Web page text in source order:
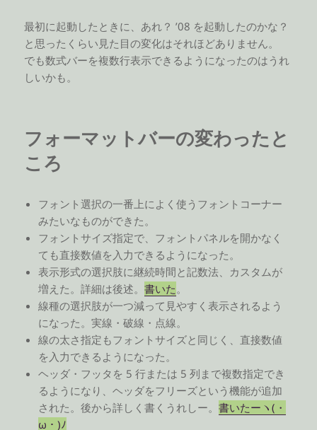
最初に起動したときに、あれ？ ’08 を起動したのかな？
と思ったくらい見た目の変化はそれほどありません。
でも数式バーを複数行表示できるようになったのはうれ
しいかも。
フォーマットバーの変わったと
ころ
フォント選択の一番上によく使うフォントコーナー
みたいなものができた。
フォントサイズ指定で、フォントパネルを開かなく
ても直接数値を入力できるようになった。
表示形式の選択肢に継続時間と記数法、カスタムが
増えた。詳細は後述。書いた。
線種の選択肢が一つ減って見やすく表示されるよう
になった。実線・破線・点線。
線の太さ指定もフォントサイズと同じく、直接数値
を入力できるようになった。
ヘッダ・フッタを 5 行または 5 列まで複数指定でき
るようになり、ヘッダをフリーズという機能が追加
された。後から詳しく書くうれしー。書いたーヽ(・
ω・)ﾉ